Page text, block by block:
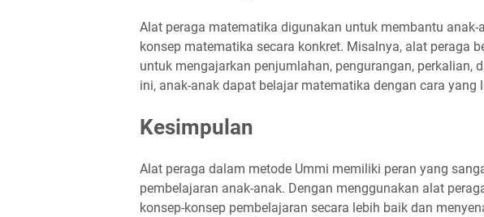
Alat peraga matematika digunakan untuk membantu
konsep matematika secara konkret. Misalnya, alat peraga
untuk mengajarkan penjumlahan, pengurangan, perkalian,
ini, anak-anak dapat belajar matematika dengan cara yang
Kesimpulan
Alat peraga dalam metode Ummi memiliki peran yang
pembelajaran anak-anak. Dengan menggunakan alat
konsep-konsep pembelajaran secara lebih baik dan